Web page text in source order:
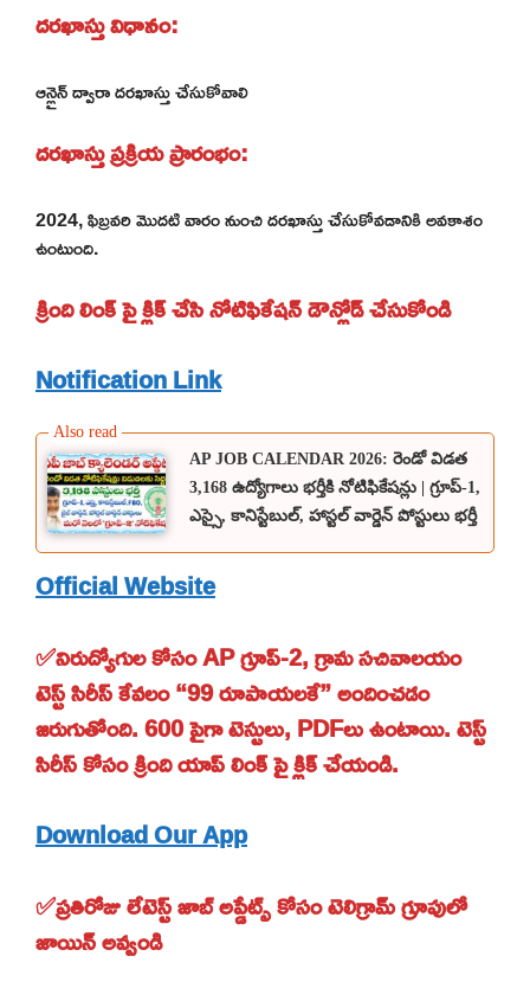
దరఖాస్తు విధానం:
ఆన్లైన్ ద్వారా దరఖాస్తు చేసుకోవాలి
దరఖాస్తు ప్రక్రియ ప్రారంభం:
2024, ఫిబ్రవరి మొదటి వారం నుంచి దరఖాస్తు చేసుకోవడానికి అవకాశం
ఉంటుంది.
క్రింది లింక్ పై క్లిక్ చేసి నోటిఫికేషన్ డౌన్లోడ్ చేసుకోండి
Notification Link
AP JOB CALENDAR 2026: రెండో విడత
3,168 ఉద్యోగాలు భర్తీకి నోటిఫికేషన్లు | గ్రూప్-1,
ఎస్సై, కానిస్టేబుల్, హాస్టల్ వార్డెన్ పోస్టులు భర్తీ
Official Website
✅నిరుద్యోగుల కోసం AP గ్రూప్-2, గ్రామ సచివాలయం
టెస్ట్ సిరీస్ కేవలం “99 రూపాయలకే” అందించడం
జరుగుతోంది. 600 పైగా టెస్టులు, PDFలు ఉంటాయి. టెస్ట్
సిరీస్ కోసం క్రింది యాప్ లింక్ పై క్లిక్ చేయండి.
Download Our App
✅ప్రతిరోజు లేటెస్ట్ జాబ్ అప్డేట్స్ కోసం టెలిగ్రామ్ గ్రూపులో
జాయిన్ అవ్వండి